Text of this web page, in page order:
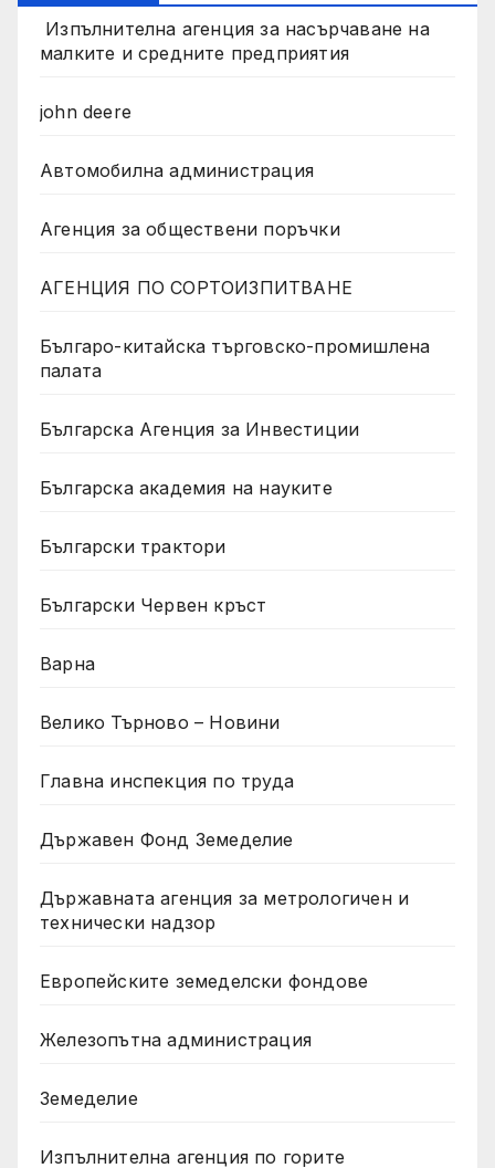
Изпълнителна агенция за насърчаване на
малките и средните предприятия
john deere
Автомобилна администрация
Агенция за обществени поръчки
АГЕНЦИЯ ПО СОРТОИЗПИТВАНЕ
Българо-китайска търговско-промишлена
палата
Българска Агенция за Инвестиции
Българска академия на науките
Български трактори
Български Червен кръст
Варна
Велико Търново – Новини
Главна инспекция по труда
Държавен Фонд Земеделие
Държавната агенция за метрологичен и
технически надзор
Европейските земеделски фондове
Железопътна администрация
Земеделие
Изпълнителна агенция по горите